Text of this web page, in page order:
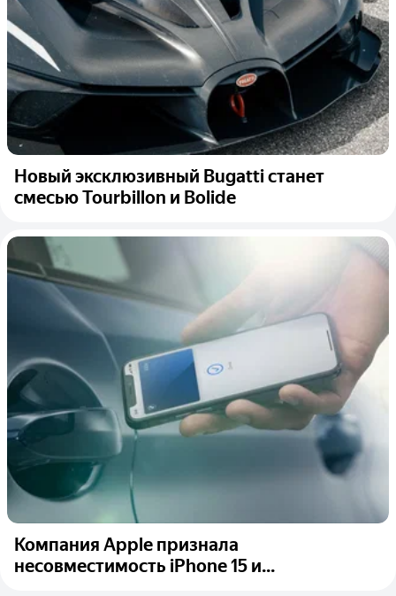
Новый эксклюзивный Bugatti станет
смесью Tourbillon и Bolide
Компания Apple признала
несовместимость iPhone 15 и...